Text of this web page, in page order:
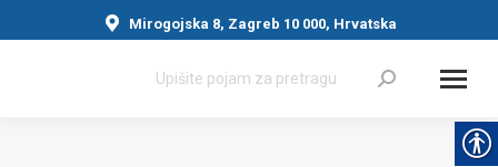
Mirogojska 8, Zagreb 10 000, Hrvatska
Search: